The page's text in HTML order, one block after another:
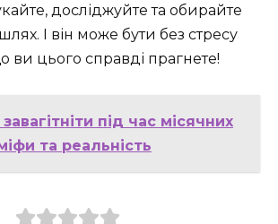
досліджуйте та обирайте
І він може бути без стресу
ви цього справді прагнете!
під час місячних
та реальність